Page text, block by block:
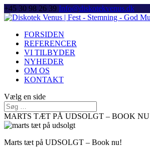
+45 30 98 26 39 Info@diskotekvenus.dk
FORSIDEN
REFERENCER
VI TILBYDER
NYHEDER
OM OS
KONTAKT
Vælg en side
MARTS TÆT PÅ UDSOLGT – BOOK NU
Marts tæt på UDSOLGT – Book nu!